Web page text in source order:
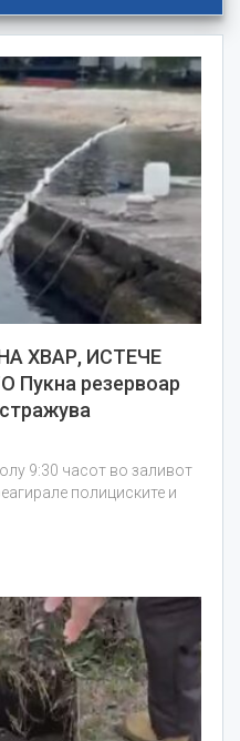
ХВАР, ИСТЕЧЕ
резервоар
9:30 часот во заливот
полициските и